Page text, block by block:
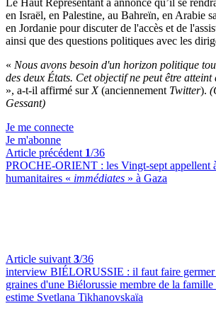
Le Haut Représentant a annoncé qu’il se
en Israël, en Palestine, au Bahreïn, en Arabie
en Jordanie pour discuter de l'accès et de
ainsi que des questions politiques avec les
« Nous avons besoin d'un horizon politique
des deux États. Cet objectif ne peut être
», a-t-il affirmé sur X(anciennement Twitter).
Gessant)
Je me connecte
Je m'abonne
Article précédent 1/36
PROCHE-ORIENT : les Vingt-sept appellent
humanitaires « immédiates » à Gaza
Article suivant 3/36
interview BIÉLORUSSIE : il faut faire germer
graines d'une Biélorussie membre de la famille
estime Svetlana Tikhanovskaïa